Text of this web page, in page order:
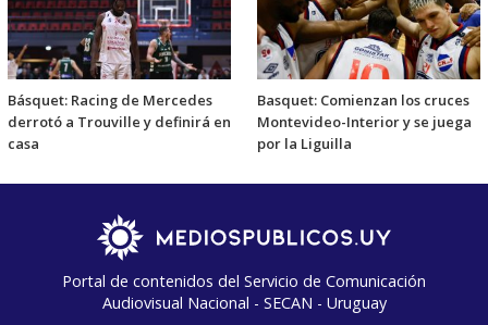
Básquet: Racing de Mercedes
derrotó a Trouville y definirá en
casa
Basquet: Comienzan los cruces
Montevideo-Interior y se juega
por la Liguilla
Portal de contenidos del Servicio de Comunicación
Audiovisual Nacional - SECAN - Uruguay